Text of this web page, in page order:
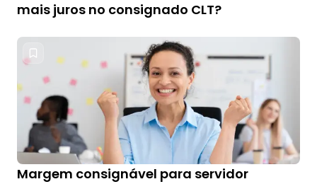
mais juros no consignado CLT?
Margem consignável para servidor